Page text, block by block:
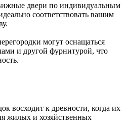
двери по индивидуальным
соответствовать вашим
могут оснащаться
и другой фурнитурой, что
восходит к древности, когда их
жилых и хозяйственных